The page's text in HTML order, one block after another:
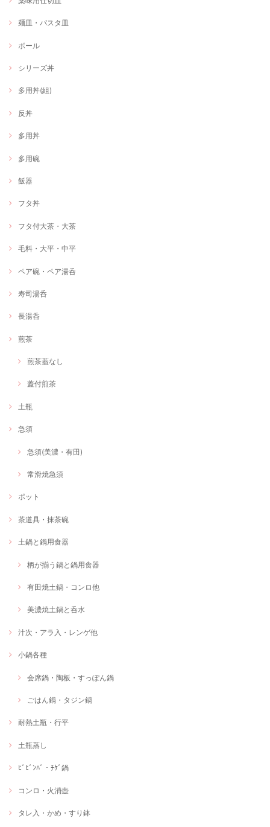
麺皿・パスタ皿
ボール
シリーズ丼
多用丼(組)
反丼
多用丼
多用碗
飯器
フタ丼
フタ付大茶・大茶
毛料・大平・中平
ペア碗・ペア湯呑
寿司湯呑
長湯呑
煎茶
煎茶蓋なし
蓋付煎茶
土瓶
急須
急須(美濃・有田)
常滑焼急須
ポット
茶道具・抹茶碗
土鍋と鍋用食器
柄が揃う鍋と鍋用食器
有田焼土鍋・コンロ他
美濃焼土鍋と呑水
汁次・アラ入・レンゲ他
小鍋各種
会席鍋・陶板・すっぽん鍋
ごはん鍋・タジン鍋
耐熱土瓶・行平
土瓶蒸し
ﾋﾞﾋﾞﾝﾊﾞ・ﾁｹﾞ鍋
コンロ・火消壺
タレ入・かめ・すり鉢